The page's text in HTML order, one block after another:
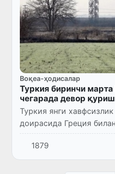
Воқеа-ҳодисалар
Туркия биринчи марта
чегарада девор
Туркия янги
доирасида Греция
панжара ва девор
хабар бермоқда
1879